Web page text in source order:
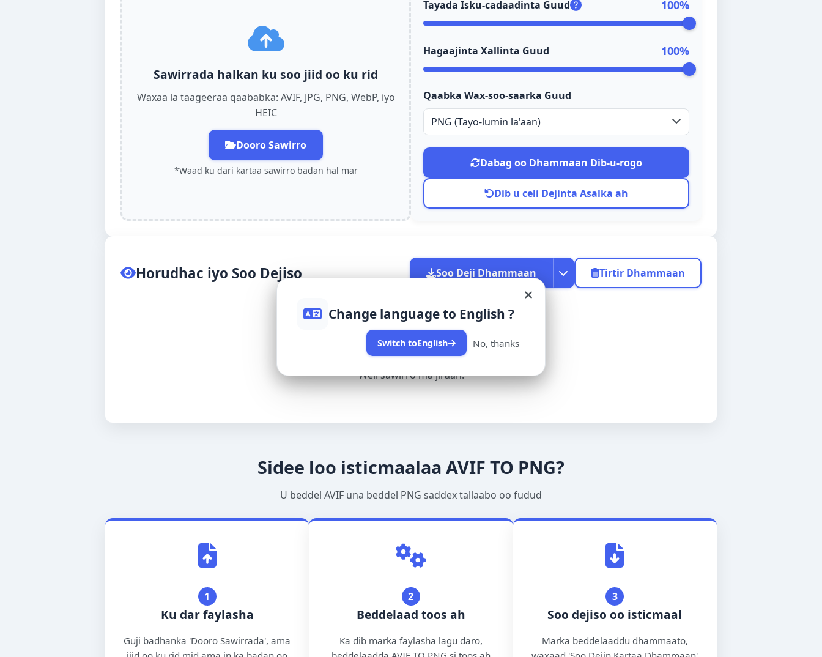
Português (BR) Kreyòl ayisyen
日本語 한국어 Türkçe
עברית Bahasa Melayu Bahasa Indonesia
Oʻzbekcha Türkmen dili
नेपाली বাংলা اردو
తెలుగు தமிழ்
Afrikaans
Afaan Oromoo Ikinyarwanda Wolof
Change language to English ?
Switch toEnglish No, thanks
Sawirrada halkan ku soo jiid oo ku rid
Waxaa la taageeraa qaababka: AVIF, JPG, PNG, WebP, iyo
HEIC
Dooro Sawirro
*Waad ku dari kartaa sawirro badan hal mar
Tayada Isku-cadaadinta Guud 100%
Hagaajinta Xallinta Guud 100%
Qaabka Wax-soo-saarka Guud
PNG (Tayo-lumin la'aan)
Dabag oo Dhammaan Dib-u-rogo
Dib u celi Dejinta Asalka ah
Horudhac iyo Soo Dejiso Soo Deji Dhammaan Tirtir Dhammaan
Weli sawirro ma jiraan.
Sidee loo isticmaalaa AVIF TO PNG?
U beddel AVIF una beddel PNG saddex tallaabo oo fudud
1
Ku dar faylasha
Guji badhanka 'Dooro Sawirrada', ama
2
Beddelaad toos ah
Ka dib marka faylasha lagu daro,
3
Soo dejiso oo isticmaal
Marka beddelaaddu dhammaato,